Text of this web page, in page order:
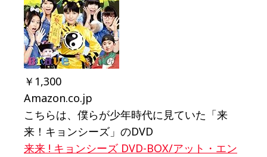
￥1,300
Amazon.co.jp
こちらは、僕らが少年時代に見ていた「来
来！キョンシーズ」のDVD
来来 ! キョンシーズ DVD-BOX/アット・エン